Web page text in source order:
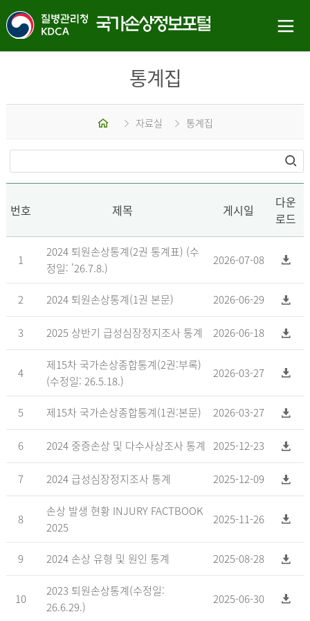
통계집
홈 자료실 통계집
번호 제목 게시일
다운
로드
1
2024 퇴원손상통계(2권 통계표) (수
정일: '26.7.8.)
2026-07-08
2 2024 퇴원손상통계(1권 본문) 2026-06-29
3 2025 상반기 급성심장정지조사 통계 2026-06-18
4
제15차 국가손상종합통계(2권:부록)
(수정일: 26.5.18.)
2026-03-27
5 제15차 국가손상종합통계(1권:본문) 2026-03-27
6 2024 중증손상 및 다수사상조사 통계 2025-12-23
7 2024 급성심장정지조사 통계 2025-12-09
8
손상 발생 현황 INJURY FACTBOOK
2025
2025-11-26
9 2024 손상 유형 및 원인 통계 2025-08-28
10
2023 퇴원손상통계(수정일:
26.6.29.)
2025-06-30